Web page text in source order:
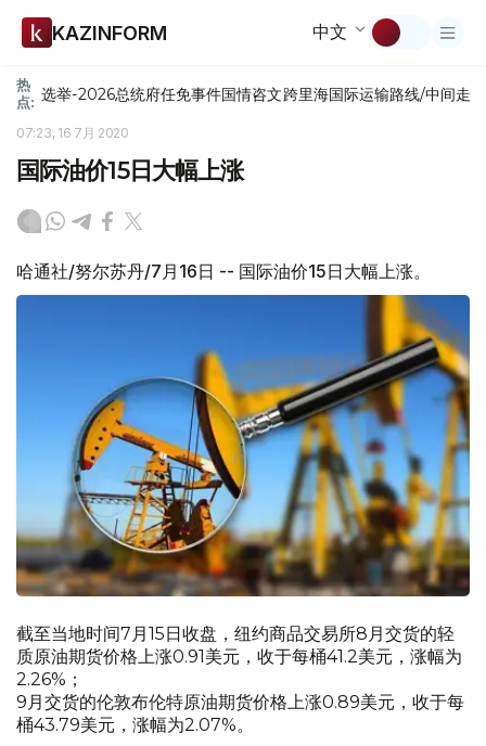
KAZINFORM 中文
热
点: 选举-2026总统府任免事件国情咨文跨里海国际运输路线/中间走廊
07:23, 16 7月 2020
国际油价15日大幅上涨
哈通社/努尔苏丹/7月16日 -- 国际油价15日大幅上涨。
截至当地时间7月15日收盘，纽约商品交易所8月交货的轻
质原油期货价格上涨0.91美元，收于每桶41.2美元，涨幅为
2.26%；
9月交货的伦敦布伦特原油期货价格上涨0.89美元，收于每
桶43.79美元，涨幅为2.07%。